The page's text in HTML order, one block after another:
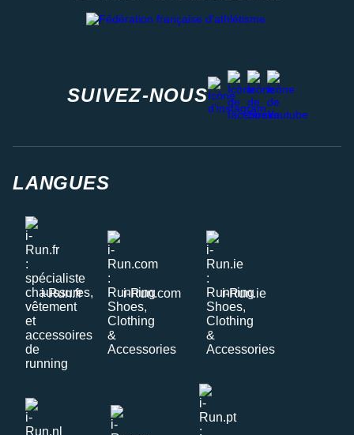
SUIVEZ-NOUS
instagram
facebook
stravayoutube
LANGUES
i-Run.fr i-Run.com i-Run.ie